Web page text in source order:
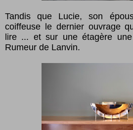
Tandis que Lucie, son
coiffeuse le dernier ouvrage
lire ... et sur une étagère
Rumeur de Lanvin.